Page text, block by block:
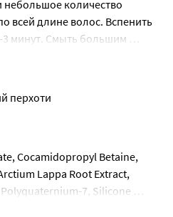
небольшое количество
всей длине волос. Вспенить
3 минут. Смыть большим
Подходит для частого
эффекта рекомендуется
«Mirrolla Sulsen Mite»®
перхоти
Cocamidopropyl Betaine,
Lappa Root Extract,
7, Silicone